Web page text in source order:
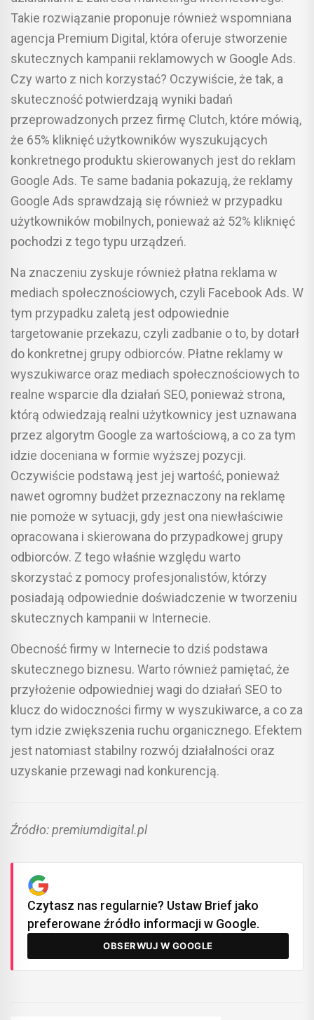
Takie rozwiązanie proponuje również wspomniana
agencja Premium Digital, która oferuje stworzenie
skutecznych kampanii reklamowych w Google Ads.
Czy warto z nich korzystać? Oczywiście, że tak, a
skuteczność potwierdzają wyniki badań
przeprowadzonych przez firmę Clutch, które mówią,
że 65% kliknięć użytkowników wyszukujących
konkretnego produktu skierowanych jest do reklam
Google Ads. Te same badania pokazują, że reklamy
Google Ads sprawdzają się również w przypadku
użytkowników mobilnych, ponieważ aż 52% kliknięć
pochodzi z tego typu urządzeń.
Na znaczeniu zyskuje również płatna reklama w
mediach społecznościowych, czyli Facebook Ads. W
tym przypadku zaletą jest odpowiednie
targetowanie przekazu, czyli zadbanie o to, by dotarł
do konkretnej grupy odbiorców. Płatne reklamy w
wyszukiwarce oraz mediach społecznościowych to
realne wsparcie dla działań SEO, ponieważ strona,
którą odwiedzają realni użytkownicy jest uznawana
przez algorytm Google za wartościową, a co za tym
idzie doceniana w formie wyższej pozycji.
Oczywiście podstawą jest jej wartość, ponieważ
nawet ogromny budżet przeznaczony na reklamę
nie pomoże w sytuacji, gdy jest ona niewłaściwie
opracowana i skierowana do przypadkowej grupy
odbiorców. Z tego właśnie względu warto
skorzystać z pomocy profesjonalistów, którzy
posiadają odpowiednie doświadczenie w tworzeniu
skutecznych kampanii w Internecie.
Obecność firmy w Internecie to dziś podstawa
skutecznego biznesu. Warto również pamiętać, że
przyłożenie odpowiedniej wagi do działań SEO to
klucz do widoczności firmy w wyszukiwarce, a co za
tym idzie zwiększenia ruchu organicznego. Efektem
jest natomiast stabilny rozwój działalności oraz
uzyskanie przewagi nad konkurencją.
Źródło: premiumdigital.pl
Czytasz nas regularnie? Ustaw Brief jako
preferowane źródło informacji w Google.
OBSERWUJ W GOOGLE